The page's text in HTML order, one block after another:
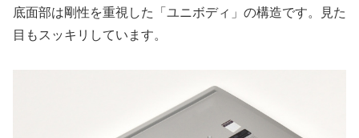
底面部は剛性を重視した「ユニボディ」の構造です。見た
目もスッキリしています。